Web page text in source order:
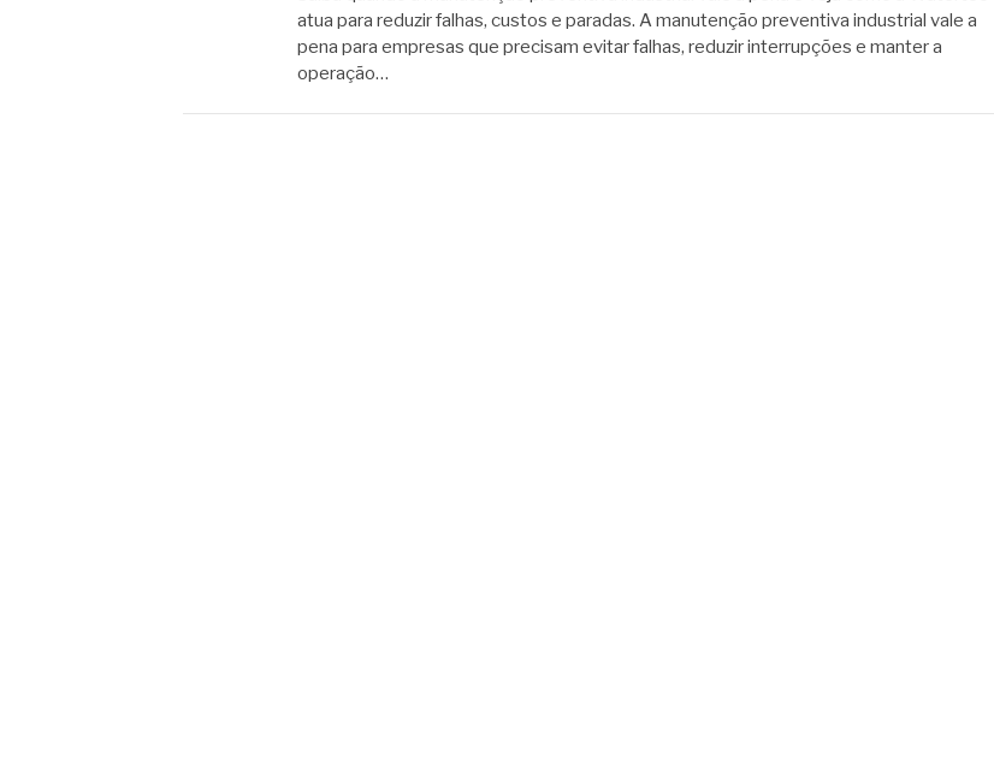
atua para reduzir falhas, custos e paradas. A manutenção preventiva industrial vale a
pena para empresas que precisam evitar falhas, reduzir interrupções e manter a
operação…